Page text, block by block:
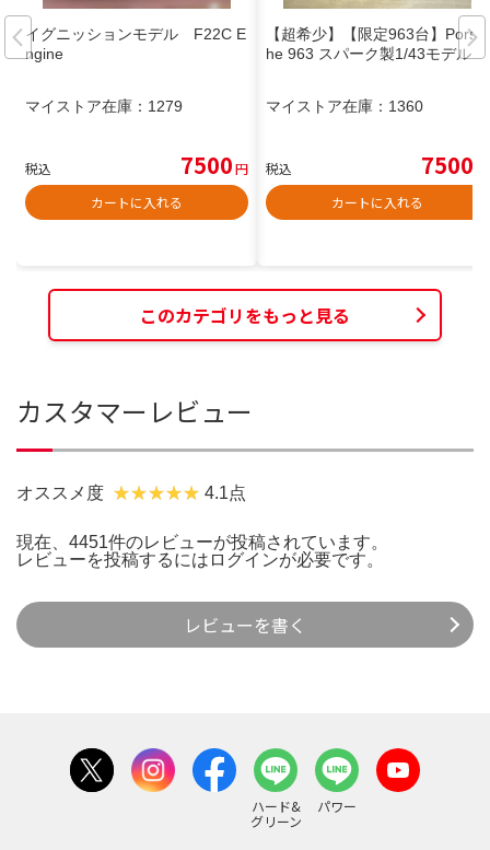
イグニッションモデル F22C E
ngine
マイストア在庫： 1279
税込 7500円
カートに入れる
【超希少】【限定963台】Porsc
he 963 スパーク製1/43モデル
マイストア在庫： 1360
税込 7500
カートに入れる
このカテゴリをもっと見る
カスタマーレビュー
オススメ度 4.1点
現在、4451件のレビューが投稿されています。
レビューを投稿するには ログインが必要です。
レビューを書く
ハード&
グリーン
パワー